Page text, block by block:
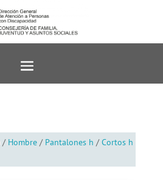
/ Hombre/ Pantalones h /Cortos h